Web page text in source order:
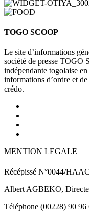
TOGO SCOOP
Le site d’informations
société de presse TOGO
indépendante togolaise
informations d’ordre et
crédo.
MENTION LEGALE
Récépissé N°0044/
Albert AGBEKO,
Téléphone (00228) 90 96